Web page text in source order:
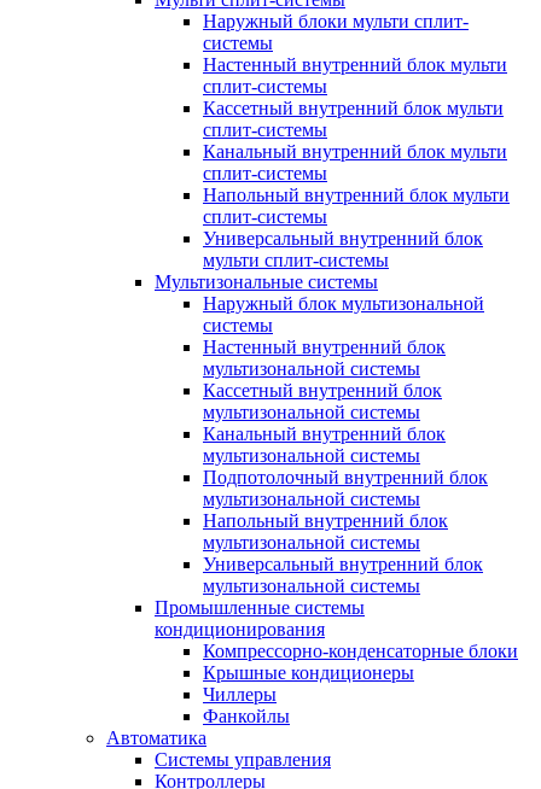
Наружный блоки мульти сплит-
системы
Настенный внутренний блок мульти
сплит-системы
Кассетный внутренний блок мульти
сплит-системы
Канальный внутренний блок мульти
сплит-системы
Напольный внутренний блок мульти
сплит-системы
Универсальный внутренний блок
мульти сплит-системы
Мультизональные системы
Наружный блок мультизональной
системы
Настенный внутренний блок
мультизональной системы
Кассетный внутренний блок
мультизональной системы
Канальный внутренний блок
мультизональной системы
Подпотолочный внутренний блок
мультизональной системы
Напольный внутренний блок
мультизональной системы
Универсальный внутренний блок
мультизональной системы
Промышленные системы
кондиционирования
Компрессорно-конденсаторные блоки
Крышные кондиционеры
Чиллеры
Фанкойлы
Автоматика
Системы управления
Контроллеры